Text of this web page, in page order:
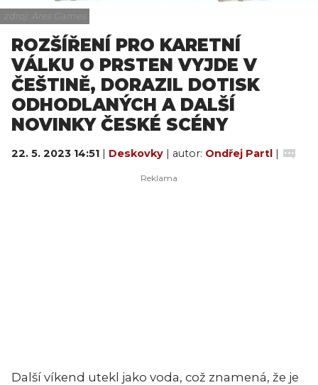
zdroj: Ares Games
ROZŠÍŘENÍ PRO KARETNÍ
VÁLKU O PRSTEN VYJDE V
ČEŠTINĚ, DORAZIL DOTISK
ODHODLANÝCH A DALŠÍ
NOVINKY ČESKÉ SCÉNY
22. 5. 2023 14:51 | Deskovky | autor: Ondřej Partl |
Další víkend utekl jako voda, což znamená, že je